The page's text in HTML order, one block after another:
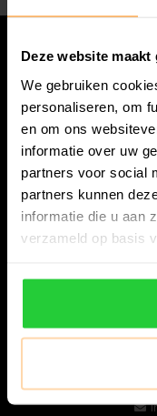
Deze website
We gebruiken
personaliseren, om
en om ons
informatie over uw
partners voor social
partners kunnen
informatie die u aan
verzameld op basis
Bespanracket.nl